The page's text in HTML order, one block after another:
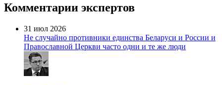
Комментарии экспертов
31 июл 2026
Не случайно противники единства Беларуси и России и
Православной Церкви часто одни и те же люди